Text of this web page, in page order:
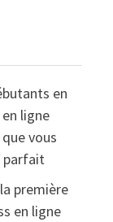
en
ligne
vous
parfait
première
en ligne